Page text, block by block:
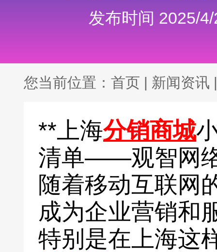
发布时间 2025/
您当前位置： 首页 | 新闻资讯 |
**上海分销商城
清单——观智网
随着移动互联网
成为企业营销和
特别是在上海这